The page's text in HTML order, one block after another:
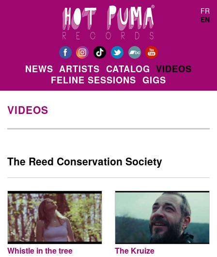
FR
EN
NEWS ARTISTS CATALOG VIDEOS
FELINE SESSIONS GIGS
VIDEOS
The Reed Conservation Society
Whistle in the tree The Kruize